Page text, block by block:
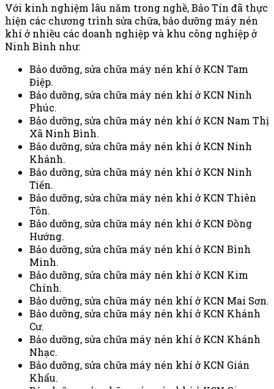
Với kinh nghiệm lâu năm trong nghề, Bảo Tín đã thực
hiện các chương trình sửa chữa, bảo dưỡng máy nén
khí ở nhiều các doanh nghiệp và khu công nghiệp ở
Ninh Bình như:
Bảo dưỡng, sửa chữa máy nén khí ở KCN Tam
Điệp.
Bảo dưỡng, sửa chữa máy nén khí ở KCN Ninh
Phúc.
Bảo dưỡng, sửa chữa máy nén khí ở KCN Nam Thị
Xã Ninh Bình.
Bảo dưỡng, sửa chữa máy nén khí ở KCN Ninh
Khánh.
Bảo dưỡng, sửa chữa máy nén khí ở KCN Ninh
Tiến.
Bảo dưỡng, sửa chữa máy nén khí ở KCN Thiên
Tôn.
Bảo dưỡng, sửa chữa máy nén khí ở KCN Đồng
Hướng.
Bảo dưỡng, sửa chữa máy nén khí ở KCN Bình
Minh.
Bảo dưỡng, sửa chữa máy nén khí ở KCN Kim
Chính.
Bảo dưỡng, sửa chữa máy nén khí ở KCN Mai Sơn.
Bảo dưỡng, sửa chữa máy nén khí ở KCN Khánh
Cư.
Bảo dưỡng, sửa chữa máy nén khí ở KCN Khánh
Nhạc.
Bảo dưỡng, sửa chữa máy nén khí ở KCN Gián
Khẩu.